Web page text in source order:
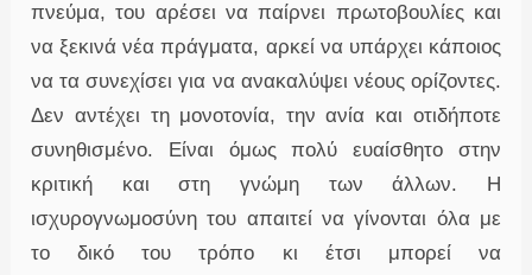
πνεύμα, του αρέσει να παίρνει πρωτοβουλίες και
να ξεκινά νέα πράγματα, αρκεί να υπάρχει κάποιος
να τα συνεχίσει για να ανακαλύψει νέους ορίζοντες.
Δεν αντέχει τη μονοτονία, την ανία και οτιδήποτε
συνηθισμένο. Είναι όμως πολύ ευαίσθητο στην
κριτική και στη γνώμη των άλλων. Η
ισχυρογνωμοσύνη του απαιτεί να γίνονται όλα με
το δικό του τρόπο κι έτσι μπορεί να